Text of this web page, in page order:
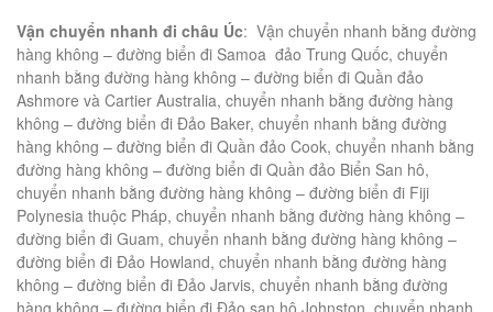
Vận chuyển nhanh đi châu Úc: Vận chuyển nhanh bằng đường
hàng không – đường biển đi Samoa đảo Trung Quốc, chuyển
nhanh bằng đường hàng không – đường biển đi Quần đảo
Ashmore và Cartier Australia, chuyển nhanh bằng đường hàng
không – đường biển đi Đảo Baker, chuyển nhanh bằng đường
hàng không – đường biển đi Quần đảo Cook, chuyển nhanh bằng
đường hàng không – đường biển đi Quần đảo Biển San hô,
chuyển nhanh bằng đường hàng không – đường biển đi Fiji
Polynesia thuộc Pháp, chuyển nhanh bằng đường hàng không –
đường biển đi Guam, chuyển nhanh bằng đường hàng không –
đường biển đi Đảo Howland, chuyển nhanh bằng đường hàng
không – đường biển đi Đảo Jarvis, chuyển nhanh bằng đường
hàng không – đường biển đi Đảo san hô Johnston, chuyển nhanh